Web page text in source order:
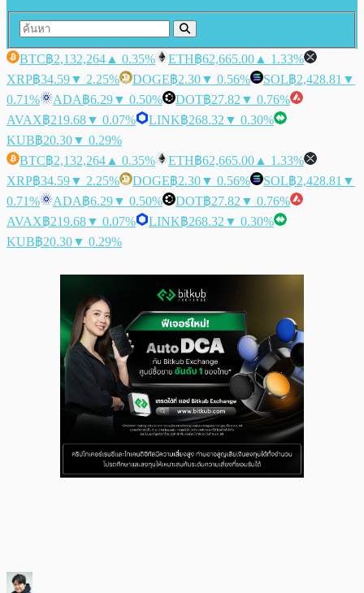
BTC฿2,132,264 ▲ 0.35% ETH฿62,665.00 ▲ 1.33%
XRP฿34.59▼ 2.25% DOGE฿2.30▼ 0.56% SOL฿2,428.81 ▼
0.71%
ADA฿6.29▼ 0.50% DOT฿27.82 ▼ 0.76%
AVAX฿219.68▼ 0.07% LINK฿268.32 ▼ 0.30%
KUB฿20.30▼ 0.29%
BTC฿2,132,264 ▲ 0.35% ETH฿62,665.00 ▲ 1.33%
XRP฿34.59▼ 2.25% DOGE฿2.30▼ 0.56% SOL฿2,428.81 ▼
0.71%
ADA฿6.29▼ 0.50% DOT฿27.82 ▼ 0.76%
AVAX฿219.68▼ 0.07% LINK฿268.32 ▼ 0.30%
KUB฿20.30▼ 0.29%